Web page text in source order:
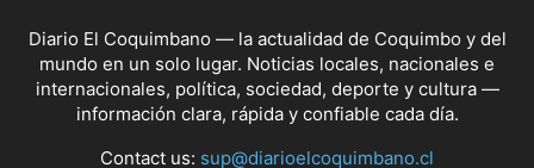
Diario El Coquimbano — la actualidad de Coquimbo y del
mundo en un solo lugar. Noticias locales, nacionales e
internacionales, política, sociedad, deporte y cultura —
información clara, rápida y confiable cada día.
Contact us: sup@diarioelcoquimbano.cl